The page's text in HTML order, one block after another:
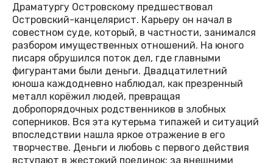
Драматургу Островскому предшествовал
Островский-канцелярист. Карьеру он начал в
совестном суде, который, в частности, занимался
разбором имущественных отношений. На юного
писаря обрушился поток дел, где главными
фигурантами были деньги. Двадцатилетний
юноша каждодневно наблюдал, как презренный
металл корёжил людей, превращая
добропорядочных родственников в злобных
соперников. Вся эта кутерьма типажей и ситуаций
впоследствии нашла яркое отражение в его
творчестве. Деньги и любовь с первого действия
вступают в жестокий поединок: за внешними